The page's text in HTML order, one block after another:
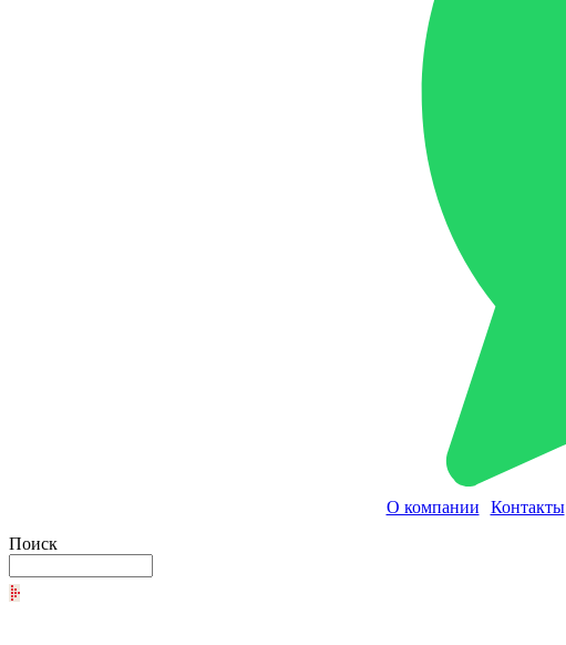
О компании Контакты
Поиск